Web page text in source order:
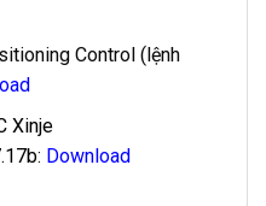
Control (lệnh
Xinje
: Download